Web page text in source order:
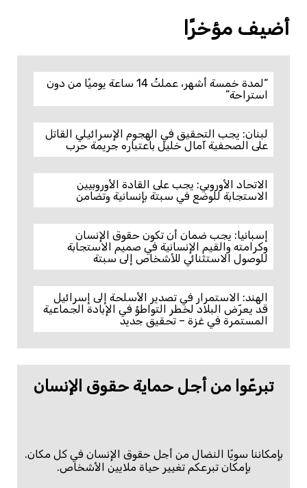
أضيف مؤخرًا
“لمدة خمسة أشهر، عملتُ 14 ساعة يوميًا من دون
استراحة”
لبنان: يجب التحقيق في الهجوم الإسرائيلي القاتل
على الصحفية آمال خليل باعتباره جريمة حرب
الاتحاد الأوروبي: يجب على القادة الأوروبيين
الاستجابة للوضع في سبتة بإنسانية وتضامن
إسبانيا: يجب ضمان أن تكون حقوق الإنسان
وكرامته والقيم الإنسانية في صميم الاستجابة
للوصول الاستثنائي للأشخاص إلى سبتة
الهند: الاستمرار في تصدير الأسلحة إلى إسرائيل
قد يعرّض البلاد لخطر التواطؤ في الإبادة الجماعية
المستمرة في غزة – تحقيق جديد
تبرعّوا من أجل حماية حقوق الإنسان
بإمكاننا سويًا النضال من أجل حقوق الإنسان في كل مكان.
بإمكان تبرعكم تغيير حياة ملايين الأشخاص.